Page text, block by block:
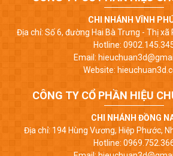
CHI NHÁNH VĨNH
Địa chỉ: Số 6, đường Hai Bà Trưng - Thị xã
Hotline:
Email:
Website:
CÔNG TY CỔ PHẦN HIỆU
CHI NHÁNH ĐỒNG
Địa chỉ: 194 Hùng Vương, Hiệp Phước,
Hotline: